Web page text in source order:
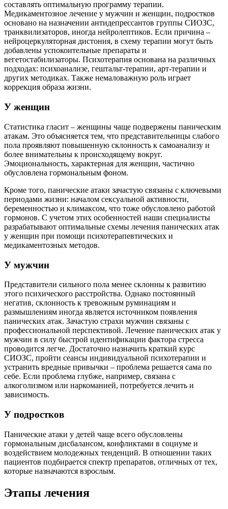
составлять оптимальную программу терапии.
Медикаментозное лечение у мужчин и женщин, подростков
основано на назначении антидепрессантов группы СИОЗС,
транквилизаторов, иногда нейролептиков. Если причина –
нейроцеркуляторная дистония, в схему терапии могут быть
добавлены успокоительные препараты и
вегетостабилизаторы. Психотерапия основана на различных
подходах: психоанализе, гештальт-терапии, арт-терапии и
других методиках. Также немаловажную роль играет
коррекция образа жизни.
У женщин
Статистика гласит – женщины чаще подвержены паническим
атакам. Это объясняется тем, что представительницы слабого
пола проявляют повышенную склонность к самоанализу и
более внимательны к происходящему вокруг.
Эмоциональность, характерная для женщин, частично
обусловлена гормональным фоном.
Кроме того, панические атаки зачастую связаны с ключевыми
периодами жизни: началом сексуальной активности,
беременностью и климаксом, что тоже обусловлено работой
гормонов. С учетом этих особенностей наши специалисты
разрабатывают оптимальные схемы лечения панических атак
у женщин при помощи психотерапевтических и
медикаментозных методов.
У мужчин
Представители сильного пола менее склонны к развитию
этого психического расстройства. Однако постоянный
негатив, склонность к тревожным руминациям и
размышлениям иногда является источником появления
панических атак. Зачастую страхи мужчин связаны с
профессиональной перспективой. Лечение панических атак у
мужчин в силу быстрой идентификации фактора стресса
проводится легче. Достаточно назначить краткий курс
СИОЗС, пройти сеансы индивидуальной психотерапии и
устранить вредные привычки – проблема решается сама по
себе. Если проблема глубже, например, связана с
алкоголизмом или наркоманией, потребуется лечить и
зависимость.
У подростков
Панические атаки у детей чаще всего обусловлены
гормональным дисбалансом, конфликтами в социуме и
воздействием молодежных тенденций. В отношении таких
пациентов подбирается спектр препаратов, отличных от тех,
которые назначаются взрослым.
Этапы лечения